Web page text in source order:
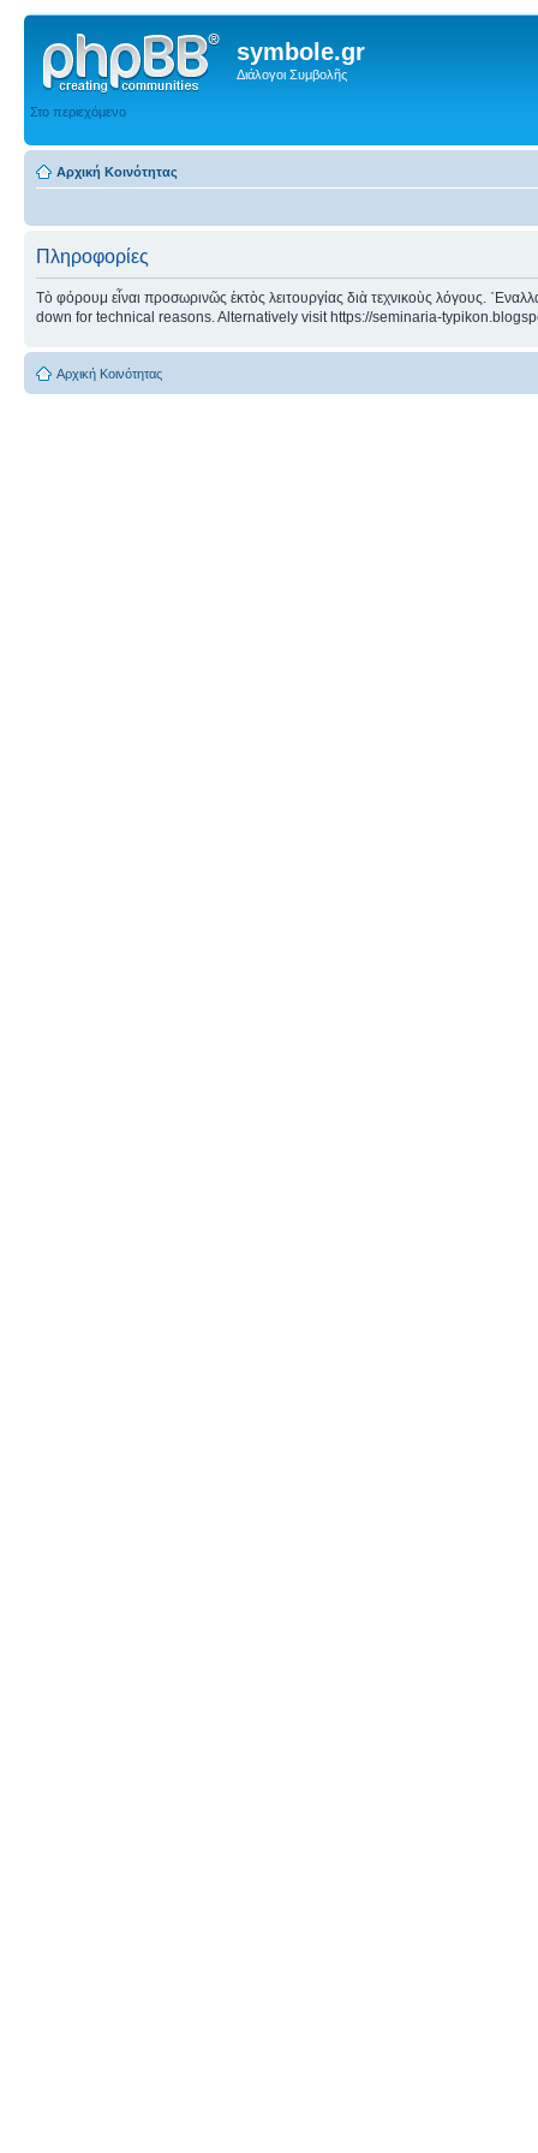
symbole.gr
Διάλογοι Συμβολῆς
Στο περιεχόμενο
Αρχική Κοινότητας
Πληροφορίες
Τὸ φόρουμ εἶναι προσωρινῶς ἐκτὸς λειτουργίας διὰ τεχνικοὺς λόγους.
down for technical reasons. Alternatively visit https://seminaria-
Αρχική Κοινότητας